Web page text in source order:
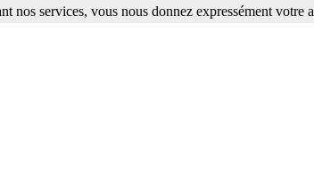
services, vous nous donnez expressément votre